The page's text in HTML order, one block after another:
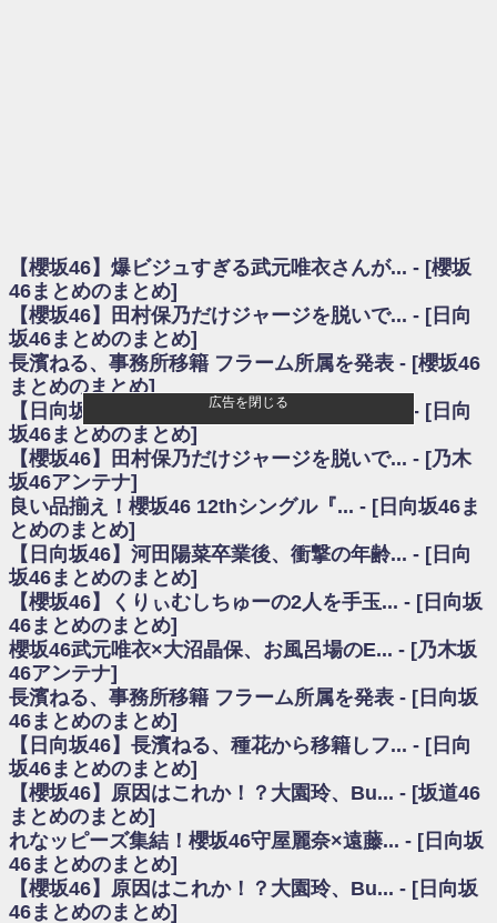
日向坂46まとめのまとめ / 【日向坂46】富田鈴花1st写真集、発売記念記者
会見の模様がこちら！
乃木坂欅坂まとめのまとめ / 【日向坂46】河田陽菜卒業の影響、ガチでデ
カそう...
欅坂あんてな ～欅坂46のニュース・情報・話題をピックアップ / れなッ
ピーズ集結！櫻坂46守屋麗奈×遠藤理子、8/6「ラヴィット！」水曜スタジオ出
演決定
欅坂/日向坂46まとめのまとめ / 【櫻坂46】田村保乃だけジャージを脱いで
いた理由
日向坂46まとめのまとめ / 【日向坂46】若林さん「笑えないぐらい師匠だ
から」佐々木久美と卒業後初の共演の様子がこちら！【激レアさん】
日向坂46まとめのまとめ / 【元日向坂46】情報解禁前で言えない！？丹生
ちゃん、メンバーと会った模様
乃木坂欅坂まとめのまとめ / 【日向坂46】この月、何かあるのか！？『お
願いバッハ！』ミーグリ日程がこちら
欅坂/日向坂46まとめのまとめ / 【櫻坂46】ミーグリで喧嘩！？山下瞳月、
これはマジギレしてる
乃木坂46アンテナ / 【櫻坂46】ハリソン守屋「ゆーづのせいです」【ラヴ
ィット!】
乃木坂あんてな ～乃木坂46・欅坂46・日向坂46のニュース・情報・話題
をピックアップ / 良い品揃え！櫻坂46 12thシングル『Make or Break』オフィ
シャルグッズ絶賛販売受付中
日向坂46まとめのまとめ / 【日向坂46】この月、何かあるのか！？『お願
いバッハ！』ミーグリ日程がこちら
日向坂46まとめのまとめ / 【元日向坂46】この卒業生、めちゃくちゃテレ
ビで見かけるな
欅坂/日向坂46まとめのまとめ / 【櫻坂46】リアルミーグリであの販売も！
『Make or Break』オフィシャルグッズ解禁
乃木坂46アンテナ / 【櫻坂46】ミーグリで喧嘩！？山下瞳月、これはマジ
ギレしてる
乃木坂あんてな ～乃木坂46・欅坂46・日向坂46のニュース・情報・話題
をピックアップ / れなッピーズ集結！櫻坂46守屋麗奈×遠藤理子、8/6「ラヴィ
ット！」水曜スタジオ出演決定
【櫻坂46】爆ビジュすぎる武元唯衣さんが... - [櫻坂
46まとめのまとめ]
【櫻坂46】田村保乃だけジャージを脱いで... - [日向
坂46まとめのまとめ]
長濱ねる、事務所移籍 フラーム所属を発表 - [櫻坂46
まとめのまとめ]
【日向坂46】長濱ねる、種花から移籍しフ... - [日向
坂46まとめのまとめ]
【櫻坂46】田村保乃だけジャージを脱いで... - [乃木
坂46アンテナ]
良い品揃え！櫻坂46 12thシングル『... - [日向坂46ま
とめのまとめ]
【日向坂46】河田陽菜卒業後、衝撃の年齢... - [日向
坂46まとめのまとめ]
【櫻坂46】くりぃむしちゅーの2人を手玉... - [日向坂
46まとめのまとめ]
櫻坂46武元唯衣×大沼晶保、お風呂場のE... - [乃木坂
46アンテナ]
長濱ねる、事務所移籍 フラーム所属を発表 - [日向坂
46まとめのまとめ]
【日向坂46】長濱ねる、種花から移籍しフ... - [日向
坂46まとめのまとめ]
【櫻坂46】原因はこれか！？大園玲、Bu... - [坂道46
まとめのまとめ]
れなッピーズ集結！櫻坂46守屋麗奈×遠藤... - [日向坂
46まとめのまとめ]
【櫻坂46】原因はこれか！？大園玲、Bu... - [日向坂
46まとめのまとめ]
広告を閉じる